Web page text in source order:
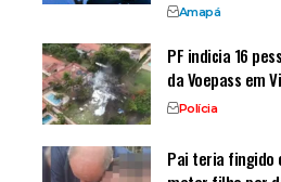
Amapá
PF indicia 16
da Voepass em
Polícia
Pai teria fingido